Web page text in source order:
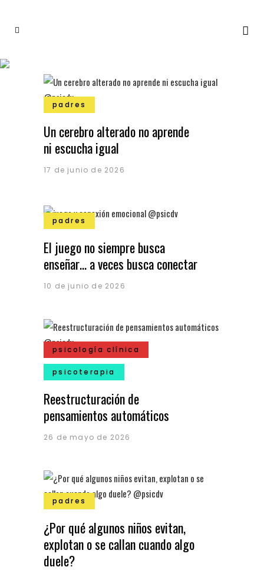
padres
Un cerebro alterado no aprende
ni escucha igual
17 de junio de 2026
padres
El juego no siempre busca
enseñar… a veces busca conectar
10 de junio de 2026
psicología clínica
psicoterapia
Reestructuración de
pensamientos automáticos
26 de mayo de 2026
padres
¿Por qué algunos niños evitan,
explotan o se callan cuando algo
duele?